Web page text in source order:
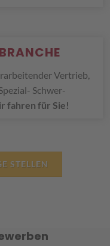
Vertrieb,
Schwer-
fahren für Sie!
STELLEN